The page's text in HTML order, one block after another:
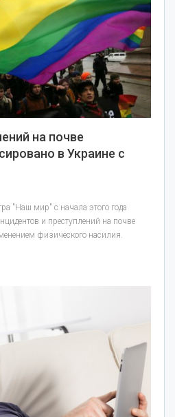
на почве
в Украине с
"Наш мир" с начала этого года
и преступлений на почве
физического насилия.